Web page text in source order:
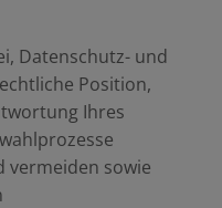
Datenschutz- und
Position,
Ihres
vermeiden sowie